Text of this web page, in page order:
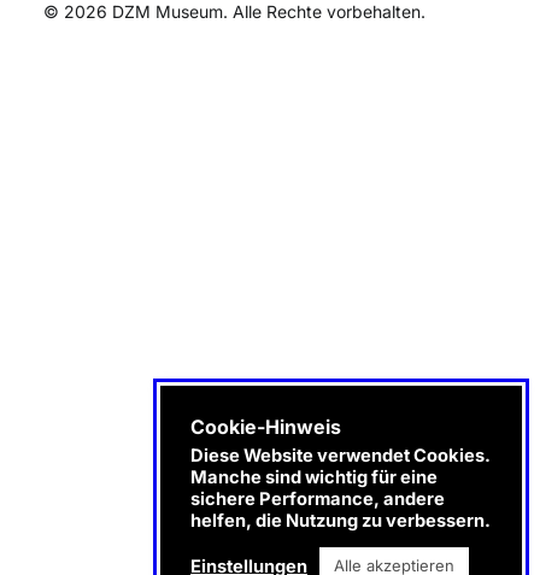
Cookie-Hinweis
Diese Website verwendet Cookies.
Manche sind wichtig für eine
sichere Performance, andere
helfen, die Nutzung zu verbessern.
Einstellungen Alle akzeptieren
© 2026 DZM Museum. Alle Rechte vorbehalten.